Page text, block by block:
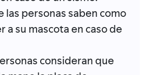
las personas saben como
su mascota en caso de
consideran que